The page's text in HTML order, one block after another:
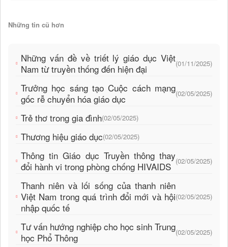
Những tin cũ hơn
Những vấn đề về triết lý giáo dục Việt
Nam từ truyền thống đến hiện đại
(01/11/2025)
Trưởng học sáng tạo Cuộc cách mạng
gốc rễ chuyển hóa giáo dục
(02/05/2025)
Trẻ thơ trong gia đình(02/05/2025)
Thương hiệu giáo dục(02/05/2025)
Thông tin Giáo dục Truyền thông thay
đổi hành vi trong phòng chống HIVAIDS (02/05/2025)
Thanh niên và lối sống của thanh niên
Việt Nam trong quá trình đổi mới và hội
nhập quốc tế
(02/05/2025)
Tư vấn hướng nghiệp cho học sinh Trung
học Phổ Thông
(02/05/2025)